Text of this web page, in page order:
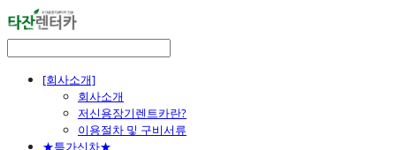
[회사소개]
회사소개
저신용장기렌트카란?
이용절차 및 구비서류
★특가신차★